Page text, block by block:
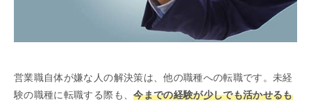
営業職自体が嫌な人の解決策は、他の職種への転職です。未経
験の職種に転職する際も、今までの経験が少しでも活かせるも